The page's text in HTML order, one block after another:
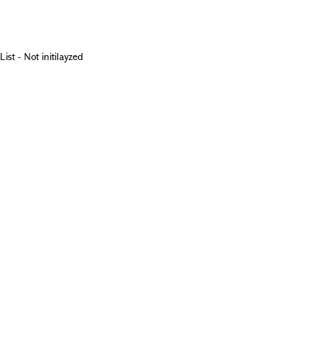
List - Not initilayzed